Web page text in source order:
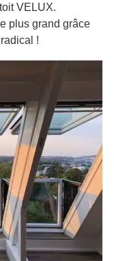
VELUX.
plus grand grâce
!